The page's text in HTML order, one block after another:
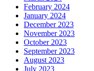
February 2024
January 2024
December 2023
November 2023
October 2023
September 2023
August 2023
July 2023